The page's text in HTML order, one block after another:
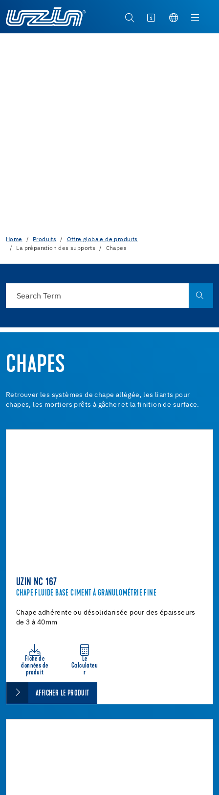
Home Produits
Offre globale de produits
La préparation des supports
Chapes
CHAPES
Retrouver les systèmes de chape allégée, les liants pour
chapes, les mortiers prêts à gâcher et la finition de surface.
UZIN NC 167
CHAPE FLUIDE BASE CIMENT À GRANULOMÉTRIE FINE
Chape adhérente ou désolidarisée pour des épaisseurs
de 3 à 40mm
Fiche de
données de
produit
Le
Calculateu
r
AFFICHER LE PRODUIT